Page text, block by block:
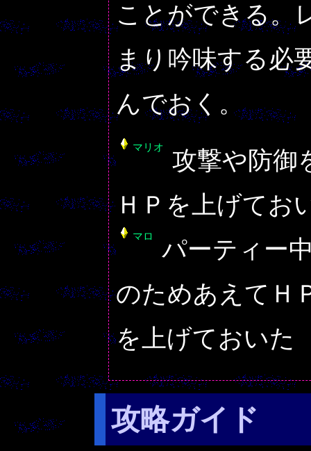
ことができる。
まり吟味する必
んでおく。
マリオ
攻撃や防御
ＨＰを上げてお
マロ
パーティー
のためあえてＨ
を上げておいた
攻略ガイド